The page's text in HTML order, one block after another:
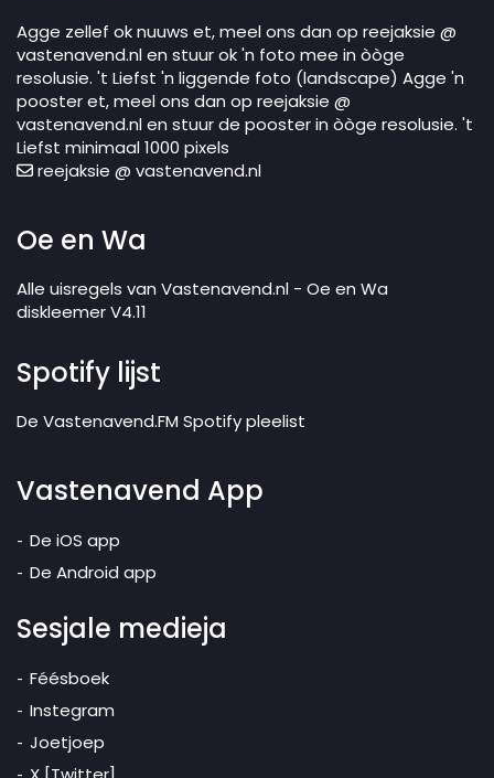
Agge zellef ok nuuws et, meel ons dan op reejaksie @
vastenavend.nl en stuur ok 'n foto mee in òòge
resolusie. 't Liefst 'n liggende foto (landscape) Agge 'n
pooster et, meel ons dan op reejaksie @
vastenavend.nl en stuur de pooster in òòge resolusie. 't
Liefst minimaal 1000 pixels
reejaksie @ vastenavend.nl
Oe en Wa
Alle uisregels van Vastenavend.nl - Oe en Wa
diskleemer V4.11
Spotify lijst
De Vastenavend.FM Spotify pleelist
Vastenavend App
De iOS app
De Android app
Sesjale medieja
Féésboek
Instegram
Joetjoep